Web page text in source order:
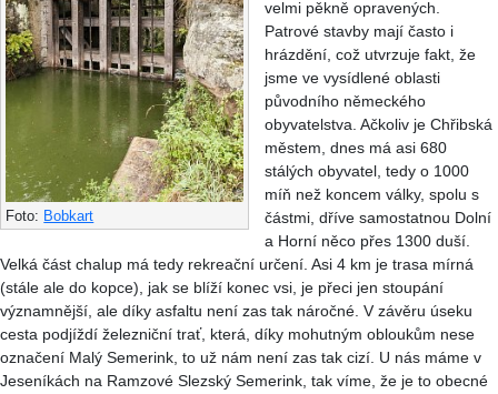
Foto: Bobkart
velmi pěkně opravených.
Patrové stavby mají často i
hrázdění, což utvrzuje fakt, že
jsme ve vysídlené oblasti
původního německého
obyvatelstva. Ačkoliv je Chřibská
městem, dnes má asi 680
stálých obyvatel, tedy o 1000
míň než koncem války, spolu s
částmi, dříve samostatnou Dolní
a Horní něco přes 1300 duší.
Velká část chalup má tedy rekreační určení. Asi 4 km je trasa mírná
(stále ale do kopce), jak se blíží konec vsi, je přeci jen stoupání
významnější, ale díky asfaltu není zas tak náročné. V závěru úseku
cesta podjíždí železniční trať, která, díky mohutným obloukům nese
označení Malý Semerink, to už nám není zas tak cizí. U nás máme v
Jeseníkách na Ramzové Slezský Semerink, tak víme, že je to obecné